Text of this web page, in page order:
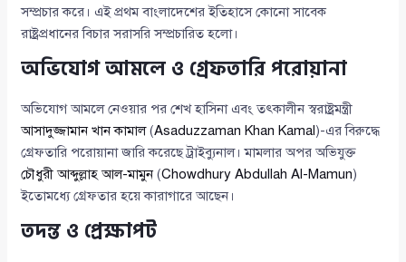
সম্প্রচার করে। এই প্রথম বাংলাদেশের ইতিহাসে কোনো সাবেক
রাষ্ট্রপ্রধানের বিচার সরাসরি সম্প্রচারিত হলো।
অভিযোগ আমলে ও গ্রেফতারি পরোয়ানা
অভিযোগ আমলে নেওয়ার পর শেখ হাসিনা এবং তৎকালীন স্বরাষ্ট্রমন্ত্রী
আসাদুজ্জামান খান কামাল(Asaduzzaman Khan Kamal)-এর বিরুদ্ধে
গ্রেফতারি পরোয়ানা জারি করেছে ট্রাইব্যুনাল। মামলার অপর অভিযুক্ত
চৌধুরী আব্দুল্লাহ আল-মামুন(Chowdhury Abdullah Al-Mamun)
ইতোমধ্যে গ্রেফতার হয়ে কারাগারে আছেন।
তদন্ত ও প্রেক্ষাপট